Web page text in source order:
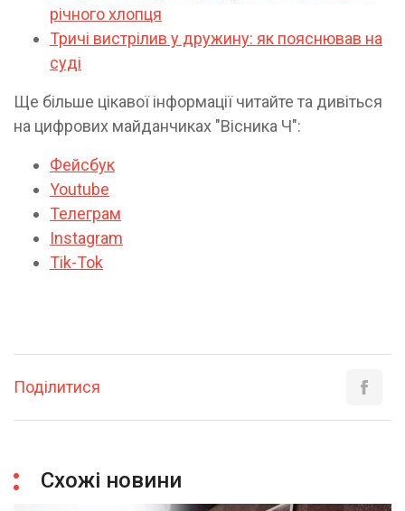
річного хлопця
Тричі вистрілив у дружину: як пояснював на
суді
Ще більше цікавої інформації читайте та дивіться
на цифрових майданчиках "Вісника Ч":
Фейсбук
Youtube
Телеграм
Instagram
Tik-Tok
Поділитися
Схожі новини